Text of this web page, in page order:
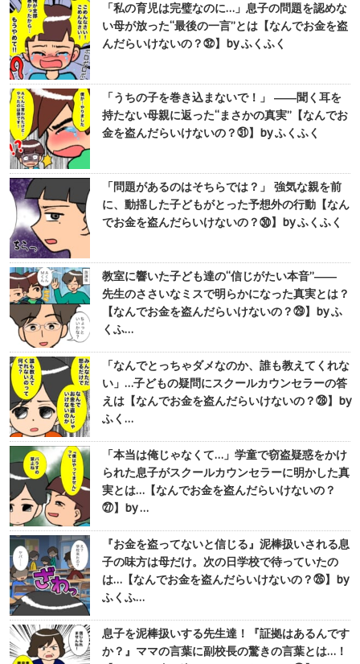
「私の育児は完璧なのに…」息子の問題を認めな
い母が放った“最後の一言”とは【なんでお金を盗
んだらいけないの？㉜】by ふくふく
「うちの子を巻き込まないで！」 ――聞く耳を
持たない母親に返った“まさかの真実”【なんでお
金を盗んだらいけないの？㉛】by ふくふく
「問題があるのはそちらでは？」 強気な親を前
に、動揺した子どもがとった予想外の行動【なん
でお金を盗んだらいけないの？㉚】by ふくふく
教室に響いた子ども達の“信じがたい本音”――
先生のささいなミスで明らかになった真実とは？
【なんでお金を盗んだらいけないの？㉙】by ふ
くふ…
「なんでとっちゃダメなのか、誰も教えてくれな
い」…子どもの疑問にスクールカウンセラーの答
えは【なんでお金を盗んだらいけないの？㉘】by
ふく…
「本当は俺じゃなくて…」学童で窃盗疑惑をかけ
られた息子がスクールカウンセラーに明かした真
実とは…【なんでお金を盗んだらいけないの？
㉗】by …
『お金を盗ってないと信じる』泥棒扱いされる息
子の味方は母だけ。次の日学校で待っていたの
は…【なんでお金を盗んだらいけないの？㉖】by
ふくふ…
息子を泥棒扱いする先生達！『証拠はあるんです
か？』ママの言葉に副校長の驚きの言葉とは…！